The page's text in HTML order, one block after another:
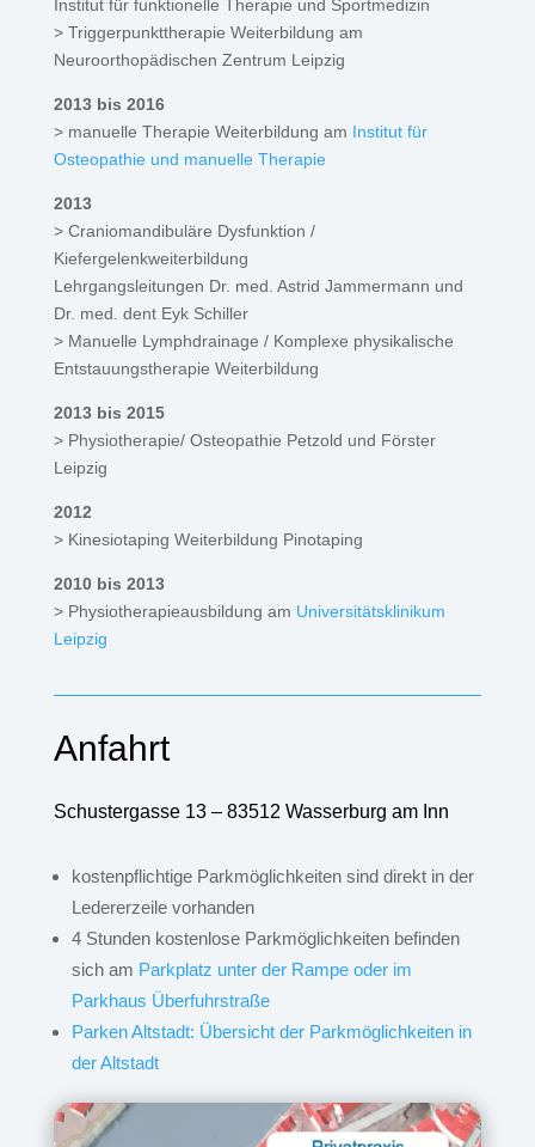
Institut für funktionelle Therapie und Sportmedizin
> Triggerpunkttherapie Weiterbildung am
Neuroorthopädischen Zentrum Leipzig
2013 bis 2016
> manuelle Therapie Weiterbildung am Institut für
Osteopathie und manuelle Therapie
2013
> Craniomandibuläre Dysfunktion /
Kiefergelenkweiterbildung
Lehrgangsleitungen Dr. med. Astrid Jammermann und
Dr. med. dent Eyk Schiller
> Manuelle Lymphdrainage / Komplexe physikalische
Entstauungstherapie Weiterbildung
2013 bis 2015
> Physiotherapie/ Osteopathie Petzold und Förster
Leipzig
2012
> Kinesiotaping Weiterbildung Pinotaping
2010 bis 2013
> Physiotherapieausbildung am Universitätsklinikum
Leipzig
Anfahrt
Schustergasse 13 – 83512 Wasserburg am Inn
kostenpflichtige Parkmöglichkeiten sind direkt in der
Ledererzeile vorhanden
4 Stunden kostenlose Parkmöglichkeiten befinden
sich am Parkplatz unter der Rampe oder im
Parkhaus Überfuhrstraße
Parken Altstadt: Übersicht der Parkmöglichkeiten in
der Altstadt